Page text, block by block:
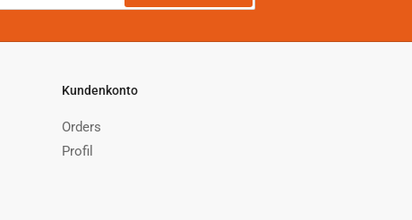
Kundenkonto
Orders
Profil